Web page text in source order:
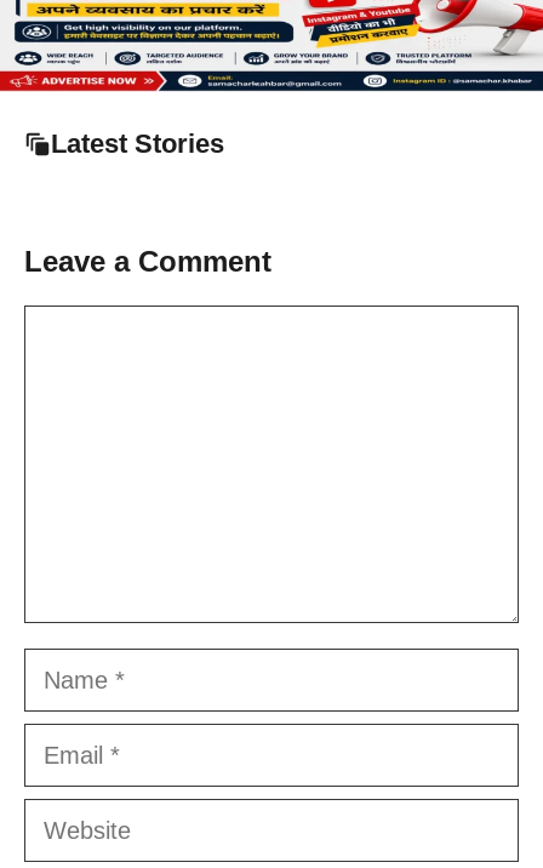
Latest Stories
Leave a Comment
Name
Email
Website